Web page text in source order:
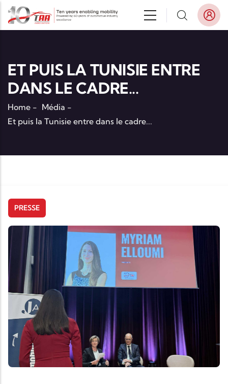
Aller au contenu principal
ET PUIS LA TUNISIE ENTRE
DANS LE CADRE...
Home - Média -
Et puis la Tunisie entre dans le cadre...
PRESSE